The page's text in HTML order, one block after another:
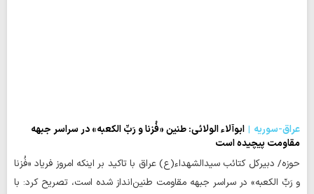
عراق-سوریه
ابوآلاء الولائی: طنین «فُزنا و رَبِّ الکعبه» در سراسر جبهه
مقاومت پیچیده است
حوزه/ دبیرکل کتائب سیدالشهداء(ع) عراق با تاکید بر اینکه امروز فریاد «فُزنا
و رَبِّ الکعبه» در سراسر جبهه مقاومت طنین‌انداز شده است، تصریح کرد: با